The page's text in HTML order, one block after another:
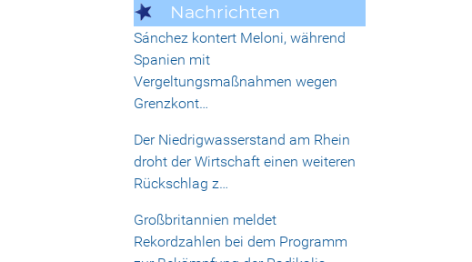
Nachrichten
Sánchez kontert Meloni, während
Spanien mit
Vergeltungsmaßnahmen wegen
Grenzkont…
Der Niedrigwasserstand am Rhein
droht der Wirtschaft einen weiteren
Rückschlag z…
Großbritannien meldet
Rekordzahlen bei dem Programm